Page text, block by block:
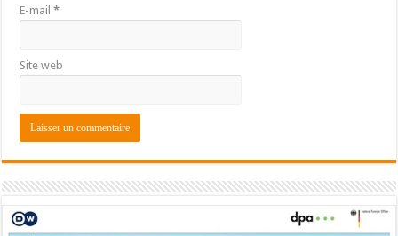
E-mail*
Site web